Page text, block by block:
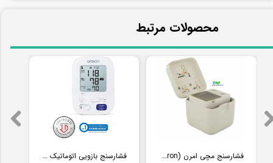
فشارسنج بازویی اتوماتیک با کاف پهن امرن (OMRON) مدل M3 فشارسنج مچی امرن (Omron) مدل RS2
​محصولات مرتبط